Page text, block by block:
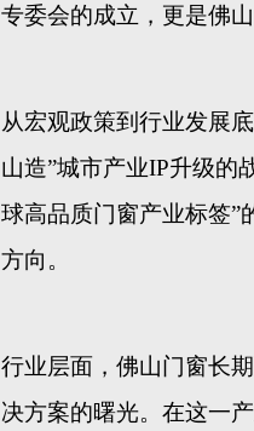
专委会的成立，更是佛
从宏观政策到行业发展
山造”城市产业IP升级的
球高品质门窗产业标签”
方向。
行业层面，佛山门窗长
决方案的曙光。在这一